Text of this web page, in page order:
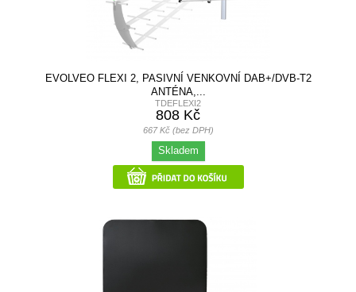
EVOLVEO FLEXI 2, PASIVNÍ VENKOVNÍ DAB+/DVB-T2
ANTÉNA,...
TDEFLEXI2
808 Kč
667 Kč (bez DPH)
Skladem